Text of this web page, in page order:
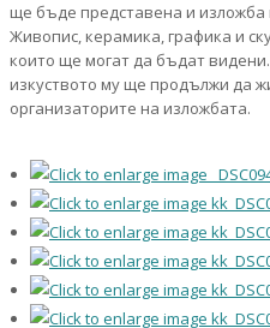
ще бъде представена и изложба
Живопис, керамика, графика и
които ще могат да бъдат
изкуството му ще продължи да
организаторите на изложбата.